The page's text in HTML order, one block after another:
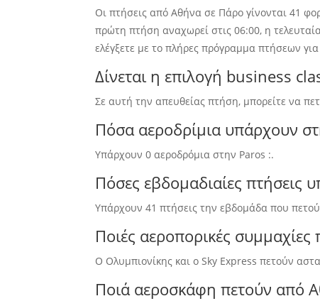
Οι πτήσεις από Αθήνα σε Πάρο γίνονται 41
πρώτη πτήση αναχωρεί στις 06:00, η
ελέγξετε με το πλήρες πρόγραμμα πτήσεων
Δίνεται η επιλογή business
Σε αυτή την απευθείας πτήση, μπορείτε να
Πόσα αεροδρίμια υπάρχουν
Υπάρχουν 0 αεροδρόμια στην Paros :.
Πόσες εβδομαδιαίες
Υπάρχουν 41 πτήσεις την εβδομάδα που
Ποιές αεροπορικές
Ο Ολυμπιονίκης και ο Sky Express πετούν
Ποιά αεροσκάφη πετούν από